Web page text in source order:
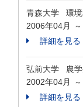
青森大学 環
2006年04月
～
詳細を見る
弘前大学 農
2002年04月
～
詳細を見る